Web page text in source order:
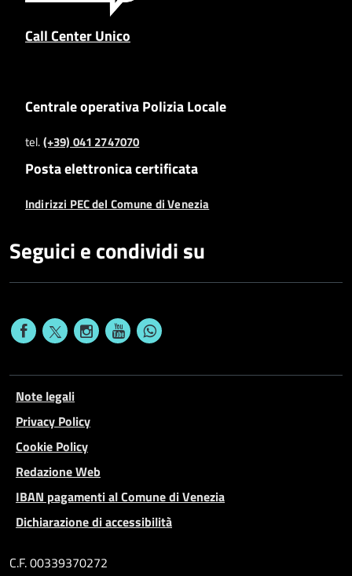
Call Center Unico
Centrale operativa Polizia Locale
tel.(+39) 041 2747070
Posta elettronica certificata
Indirizzi PEC del Comune di Venezia
Seguici e condividi su
Note legali
Privacy Policy
Cookie Policy
Redazione Web
IBAN pagamenti al Comune di Venezia
Dichiarazione di accessibilità
C.F. 00339370272